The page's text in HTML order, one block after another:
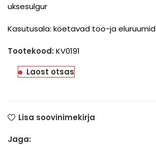
uksesulgur
Kasutusala: köetavad töö-ja eluruumid
Tootekood: KV0191
Laost otsas
Lisa soovinimekirja
Jaga: